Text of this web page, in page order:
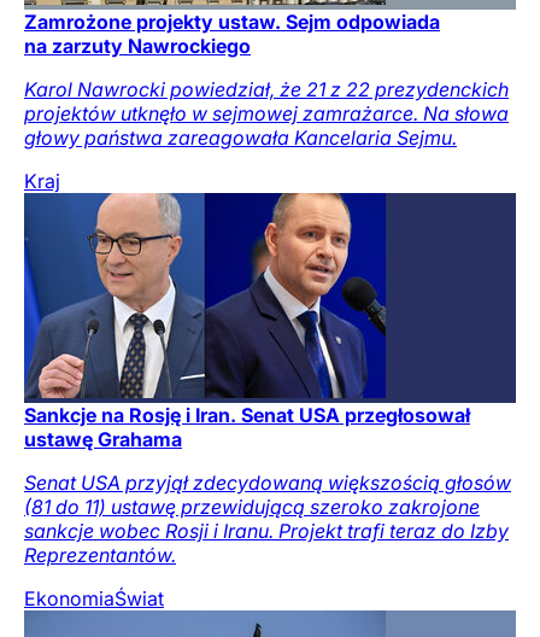
Zamrożone projekty ustaw. Sejm odpowiada
na zarzuty Nawrockiego
Karol Nawrocki powiedział, że 21 z 22 prezydenckich
projektów utknęło w sejmowej zamrażarce. Na słowa
głowy państwa zareagowała Kancelaria Sejmu.
Kraj
Sankcje na Rosję i Iran. Senat USA przegłosował
ustawę Grahama
Senat USA przyjął zdecydowaną większością głosów
(81 do 11) ustawę przewidującą szeroko zakrojone
sankcje wobec Rosji i Iranu. Projekt trafi teraz do Izby
Reprezentantów.
EkonomiaŚwiat